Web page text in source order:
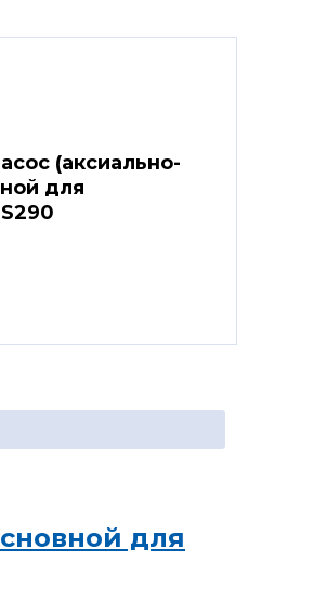
(аксиально-
для
для